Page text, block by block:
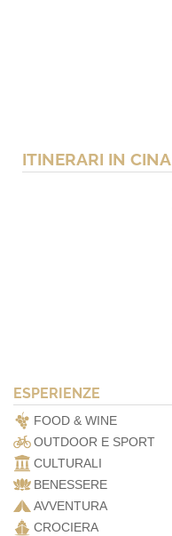
ITINERARI IN CINA
ESPERIENZE
FOOD & WINE
OUTDOOR E SPORT
CULTURALI
BENESSERE
AVVENTURA
CROCIERA